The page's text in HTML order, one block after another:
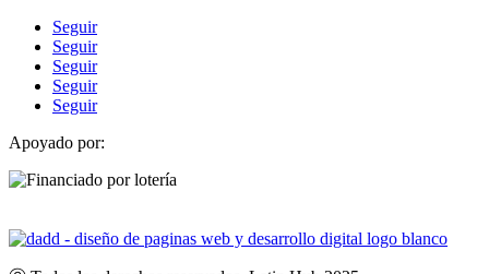
Seguir
Seguir
Seguir
Seguir
Seguir
Apoyado por: